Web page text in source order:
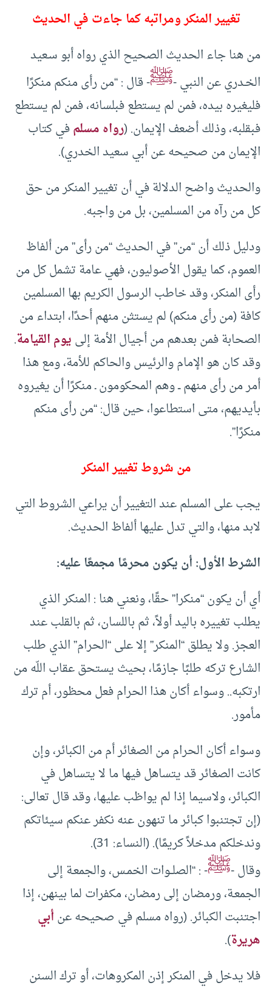
تغيير المنكر ومراتبه كما جاءت في الحديث
من هنا جاء الحديث الصحيح الذي رواه أبو سـعيد
الخـدري عن النبي -ﷺ- قال : “من رأى منكم منكرًا
فليغيره بيده، فمن لم يستطع فبلسانه، فمن لم يستطع
فبقلبه، وذلك أضعف الإيمان. (رواه مسلمفي كتاب
الإيمان من صحيحه عن أبي سعيد الخدري).
والحديث واضح الدلالة في أن تغيير المنكر من حق
كل من رآه من المسلمين، بل من واجبه.
ودليل ذلك أن “من” في الحديث “من رأى” من ألفاظ
العموم، كما يقول الأصوليون، فهي عامة تشمل كل من
رأى المنكر، وقد خاطب الرسول الكريم بها المسلمين
كافة (من رأى منكم) لم يستثن منهم أحدًا، ابتداء من
الصحابة فمن بعدهم من أجيال الأمة إلىيوم القيامة.
وقد كان هو الإمام والرئيس والحاكم للأمة، ومع هذا
أمر من رأى منهم ــ وهم المحكومون ـ منكرًا أن يغيروه
بأيديهم، متى استطاعوا، حين قال: “من رأى منكم
منكرًا”.
من شروط تغيير المنكر
يجب على المسلم عند التغيير أن يراعي الشروط التي
لابد منها، والتي تدل عليها ألفاظ الحديث.
الشرط الأول: أن يكون محرمًا مجمعًا عليه:
أي أن يكون “منكرا” حقًا، ونعني هنا : المنكر الذي
يطلب تغييره باليد أولاً، ثم باللسان، ثم بالقلب عند
العجز. ولا يطلق “المنكر” إلا على “الحرام” الذي طلب
الشارع تركه طلبًا جازمًا، بحيث يستحق عقاب اللّه من
ارتكبه.. وسواء أكان هذا الحرام فعل محظور، أم ترك
مأمور.
وسواء أكان الحرام من الصغائر أم من الكبائر، وإن
كانت الصغائر قد يتساهل فيها ما لا يتساهل في
الكبائر، ولاسيما إذا لم يواظب عليها، وقد قال تعالى:
(إن تجتنبوا كبائر ما تنهون عنه نكفر عنكم سيئاتكم
وندخلكم مدخلاً كريمًا). (النساء: 31).
وقال -ﷺ- : “الصلــوات الخمـس، والجمعـة إلى
الجمعـة، ورمضان إلى رمضان، مكفرات لما بينهن، إذا
اجتنبت الكبائر. (رواه مسلم في صحيحه عنأبي
هريرة).
فلا يدخل في المنكر إذن المكروهات، أو ترك السنن